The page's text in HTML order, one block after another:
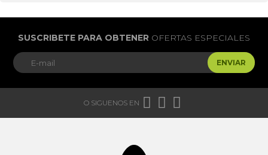
SUSCRIBETE PARA OBTENER OFERTAS ESPECIALES
ENVIAR
O SIGUENOS EN   